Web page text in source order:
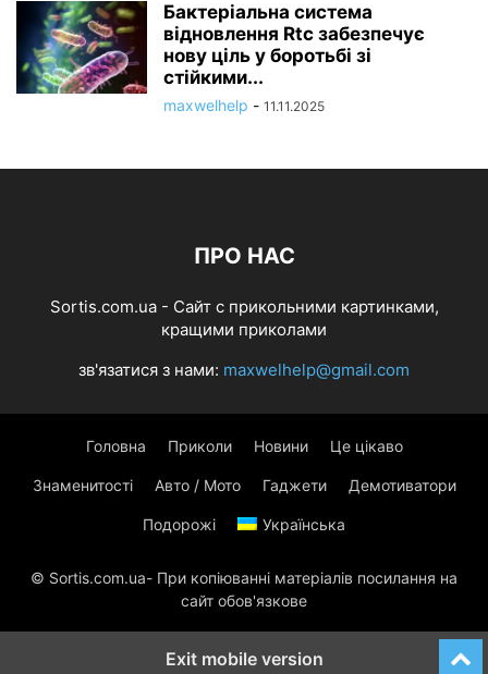
Бактеріальна система
відновлення Rtc забезпечує
нову ціль у боротьбі зі
стійкими...
maxwelhelp - 11.11.2025
ПРО НАС
Sortis.com.ua - Cайт с прикольними картинками,
кращими приколами
зв'язатися з нами: maxwelhelp@gmail.com
Головна Приколи Новини Це цікаво
Знаменитості Авто / Мото Гаджети Демотиватори
Подорожі Українська
© Sortis.com.ua- При копіюванні матеріалів посилання на
сайт обов'язкове
Exit mobile version